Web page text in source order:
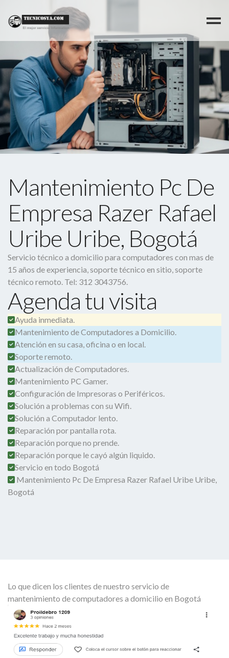
Mantenimiento Pc De
Empresa Razer Rafael
Uribe Uribe, Bogotá
Servicio técnico a domicilio para computadores con mas de
15 años de experiencia, soporte técnico en sitio, soporte
técnico remoto. Tel: 312 3043756.
Agenda tu visita
Ayuda inmediata.
Mantenimiento de Computadores a Domicilio.
Atención en su casa, oficina o en local.
Soporte remoto.
Actualización de Computadores.
Mantenimiento PC Gamer.
Configuración de Impresoras o Periféricos.
Solución a problemas con su Wifi.
Solución a Computador lento.
Reparación por pantalla rota.
Reparación porque no prende.
Reparación porque le cayó algún liquido.
Servicio en todo Bogotá
Mantenimiento Pc De Empresa Razer Rafael Uribe Uribe,
Bogotá
Lo que dicen los clientes de nuestro servicio de
mantenimiento de computadores a domicilio en Bogotá